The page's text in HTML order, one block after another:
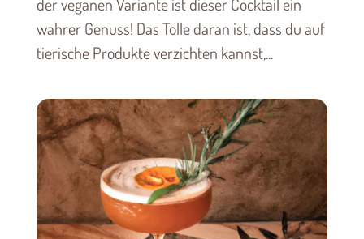
der veganen Variante ist dieser Cocktail ein
wahrer Genuss! Das Tolle daran ist, dass du auf
tierische Produkte verzichten kannst,...